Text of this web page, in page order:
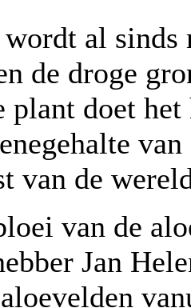
al
de droge
doet het
van de
van de
Jan